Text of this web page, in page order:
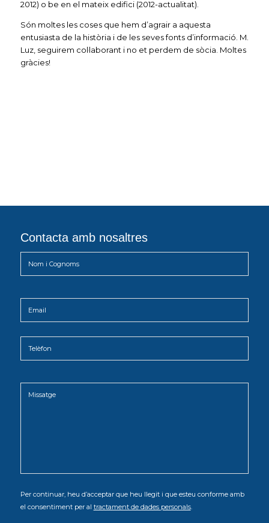
2012) o be en el mateix edifici (2012-actualitat).
Són moltes les coses que hem d’agrair a aquesta
entusiasta de la història i de les seves fonts d’informació. M.
Luz, seguirem col·laborant i no et perdem de sòcia. Moltes
gràcies!
Contacta amb nosaltres
Per continuar, heu d’acceptar que heu llegit i que esteu conforme amb
el consentiment per al tractament de dades personals.